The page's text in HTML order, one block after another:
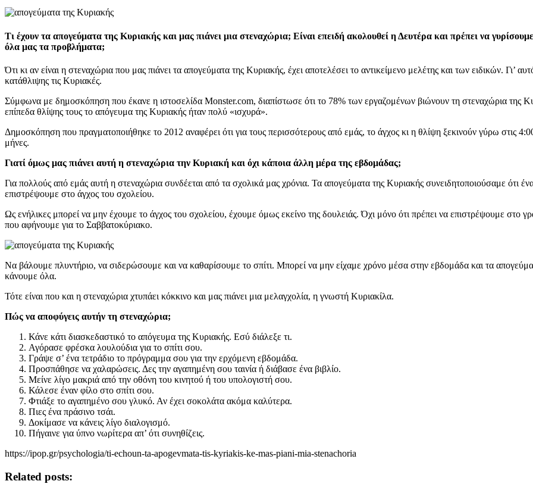
Τι έχουν τα απογεύματα της Κυριακής και μας πιάνει μια στεναχώρια; Είναι επειδή ακολουθεί η Δευτέρα και πρέπει να
όλα μας τα προβλήματα;
Ότι κι αν είναι η στεναχώρια που μας πιάνει τα απογεύματα της Κυριακής, έχει αποτελέσει το αντικείμενο μελέτης και των ειδικών. Γι’
κατάθλιψης τις Κυριακές.
Σύμφωνα με δημοσκόπηση που έκανε η ιστοσελίδα Monster.com, διαπίστωσε ότι το 78% των εργαζομένων βιώνουν τη στεναχώρια της
επίπεδα θλίψης τους το απόγευμα της Κυριακής ήταν πολύ «ισχυρά».
Δημοσκόπηση που πραγματοποιήθηκε το 2012 αναφέρει ότι για τους περισσότερους από εμάς, το άγχος κι η θλίψη ξεκινούν γύρω στις
μήνες.
Γιατί όμως μας πιάνει αυτή η στεναχώρια την Κυριακή και όχι κάποια άλλη μέρα της εβδομάδας;
Για πολλούς από εμάς αυτή η στεναχώρια συνδέεται από τα σχολικά μας χρόνια. Τα απογεύματα της Κυριακής συνειδητοποιούσαμε ότι
επιστρέψουμε στο άγχος του σχολείου.
Ως ενήλικες μπορεί να μην έχουμε το άγχος του σχολείου, έχουμε όμως εκείνο της δουλειάς. Όχι μόνο ότι πρέπει να επιστρέψουμε στο
που αφήνουμε για το Σαββατοκύριακο.
Να βάλουμε πλυντήριο, να σιδερώσουμε και να καθαρίσουμε το σπίτι. Μπορεί να μην είχαμε χρόνο μέσα στην εβδομάδα και τα
κάνουμε όλα.
Τότε είναι που και η στεναχώρια χτυπάει κόκκινο και μας πιάνει μια μελαγχολία, η γνωστή Κυριακίλα.
Πώς να αποφύγεις αυτήν τη στεναχώρια;
Κάνε κάτι διασκεδαστικό το απόγευμα της Κυριακής. Εσύ διάλεξε τι.
Αγόρασε φρέσκα λουλούδια για το σπίτι σου.
Γράψε σ’ ένα τετράδιο το πρόγραμμα σου για την ερχόμενη εβδομάδα.
Προσπάθησε να χαλαρώσεις. Δες την αγαπημένη σου ταινία ή διάβασε ένα βιβλίο.
Μείνε λίγο μακριά από την οθόνη του κινητού ή του υπολογιστή σου.
Κάλεσε έναν φίλο στο σπίτι σου.
Φτιάξε το αγαπημένο σου γλυκό. Αν έχει σοκολάτα ακόμα καλύτερα.
Πιες ένα πράσινο τσάι.
Δοκίμασε να κάνεις λίγο διαλογισμό.
Πήγαινε για ύπνο νωρίτερα απ’ ότι συνηθίζεις.
https://ipop.gr/psychologia/ti-echoun-ta-apogevmata-tis-kyriakis-ke-mas-piani-mia-stenachoria
Related posts: